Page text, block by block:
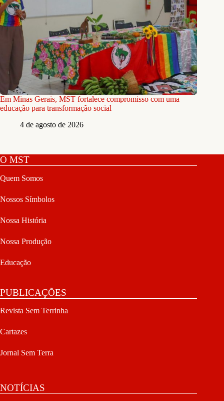
Em Minas Gerais, MST fortalece compromisso com uma
educação para transformação social
4 de agosto de 2026
O MST
Quem Somos
Nossos Símbolos
Nossa História
Nossa Produção
Educação
PUBLICAÇÕES
Revista Sem Terrinha
Cartazes
Jornal Sem Terra
NOTÍCIAS